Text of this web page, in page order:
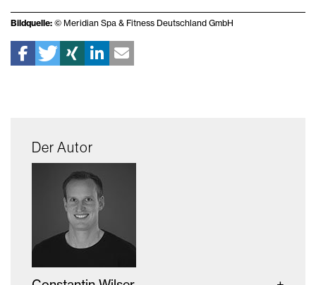
Bildquelle: © Meridian Spa & Fitness Deutschland GmbH
Der Autor